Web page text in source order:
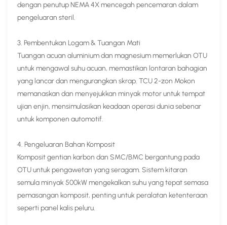
dengan penutup NEMA 4X mencegah pencemaran dalam
pengeluaran steril.​
3. Pembentukan Logam & Tuangan Mati​
Tuangan acuan aluminium dan magnesium memerlukan OTU
untuk mengawal suhu acuan, memastikan lontaran bahagian
yang lancar dan mengurangkan skrap. TCU 2-zon Mokon
memanaskan dan menyejukkan minyak motor untuk tempat
ujian enjin, mensimulasikan keadaan operasi dunia sebenar
untuk komponen automotif.
4. Pengeluaran Bahan Komposit​
Komposit gentian karbon dan SMC/BMC bergantung pada
OTU untuk pengawetan yang seragam. Sistem kitaran
semula minyak 500kW mengekalkan suhu yang tepat semasa
pemasangan komposit, penting untuk peralatan ketenteraan
seperti panel kalis peluru.